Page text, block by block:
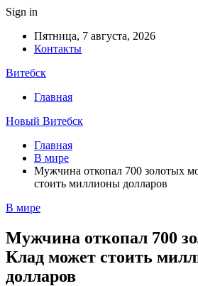
Sign in
Пятница, 7 августа, 2026
Контакты
Витебск
Главная
Новый Витебск
Главная
В мире
Мужчина откопал 700 золотых
стоить миллионы долларов
В мире
Мужчина откопал 700
Клад может стоить
долларов